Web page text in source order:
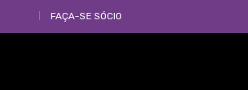
FAÇA-SE SÓCIO